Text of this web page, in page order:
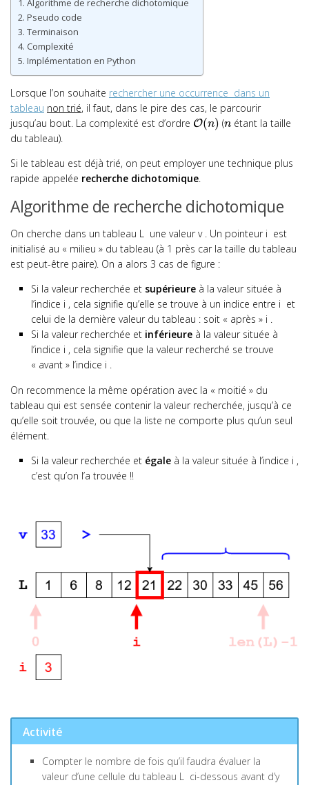
Algorithme de recherche dichotomique
Pseudo code
Terminaison
Complexité
Implémentation en Python
Lorsque l’on souhaite rechercher une occurrence dans un
tableau non trié, il faut, dans le pire des cas, le parcourir
jusqu’au bout. La complexité est d’ordre O(n) (n étant la taille
du tableau).
Si le tableau est déjà trié, on peut employer une technique plus
rapide appelée recherche dichotomique.
Algorithme de recherche dichotomique
On cherche dans un tableau L une valeurv. Un pointeur i est
initialisé au « milieu » du tableau (à 1 près car la taille du tableau
est peut-être paire). On a alors 3 cas de figure :
Si la valeur recherchée et supérieure à la valeur située à
l’indice i , cela signifie qu’elle se trouve à un indice entre i et
celui de la dernière valeur du tableau : soit « après » i
Si la valeur recherchée et inférieure à la valeur située à
l’indice i , cela signifie que la valeur recherché se trouve
« avant » l’indice i
On recommence la même opération avec la « moitié » du
tableau qui est sensée contenir la valeur recherchée, jusqu’à ce
qu’elle soit trouvée, ou que la liste ne comporte plus qu’un seul
élément.
Si la valeur recherchée et égale à la valeur située à l’indice i ,
c’est qu’on l’a trouvée !!
Activité
Compter le nombre de fois qu’il faudra évaluer la
valeur d’une cellule du tableau L ci-dessous avant d’y
Architectures matérielles et systèmes d’exploitation
Interaction homme-machine sur le Web
Langages et programmation
Algorithmique
Complexité d’un algorithme
Terminaison d’un algorithme
Parcours séquentiel d’un tableau
Recherche dichotomique
Algorithmes gloutons
Les k plus proches voisins
Récursivité
Diviser pour régner
Parcours d’arbres binaires
Arbres binaires de recherche
Parcours de graphes
Programmation dynamique
Exercices divers
Projets